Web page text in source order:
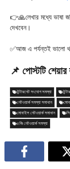
👉🙏লেখার মধ্যে ভাষা
দেখবেন।
✅আজ এ পর্যন্তই ভালো
📌 পোস্টটি
ইন্টারনেট সংযোগ সমস্যা
নেটওয়ার্ক সমস্যা সমাধান
মোবাইল নেটওয়ার্ক সমাধান
৫জি নেটওয়ার্ক সমস্যা